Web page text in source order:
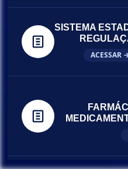
SISTEMA
ACESSAR